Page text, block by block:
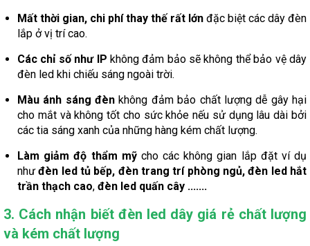
Mất thời gian, chi phí thay thế rất lớn đặc biệt các dây đèn
lắp ở vị trí cao.
Các chỉ số như IP không đảm bảo sẽ không thể bảo vệ dây
đèn led khi chiếu sáng ngoài trời.
Màu ánh sáng đèn không đảm bảo chất lượng dễ gây hại
cho mắt và không tốt cho sức khỏe nếu sử dụng lâu dài bởi
các tia sáng xanh của những hàng kém chất lượng.
Làm giảm độ thẩm mỹcho các không gian lắp đặt ví dụ
nhưđèn led tủ bếp, đèn trang tríphòng ngủ, đèn led hắt
trần thạch cao, đèn led quấn cây .......
3. Cách nhận biết đèn led dây giá rẻ chất lượng
và kém chất lượng